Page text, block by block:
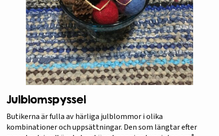
Julblomspyssel
Butikerna är fulla av härliga julblommor i olika
kombinationer och uppsättningar. Den som längtar efter